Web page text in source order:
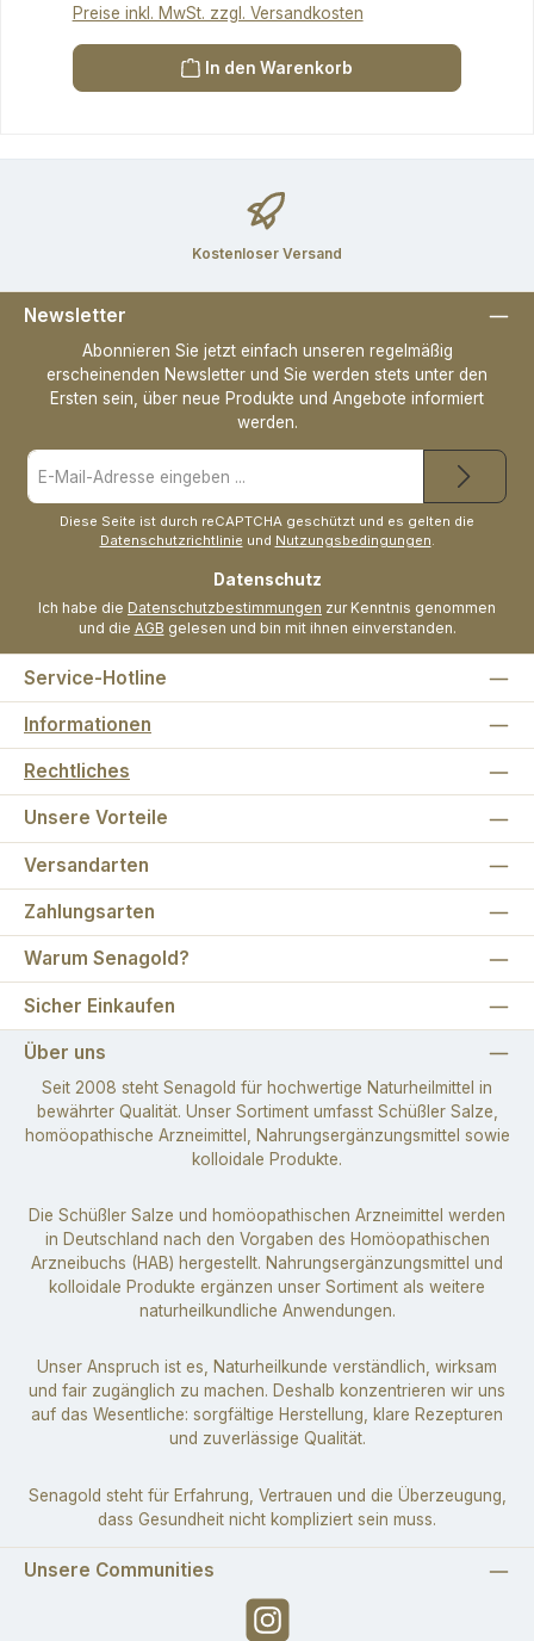
Preise inkl. MwSt. zzgl. Versandkosten
In den Warenkorb
Kostenloser Versand
Newsletter
Abonnieren Sie jetzt einfach unseren regelmäßig
erscheinenden Newsletter und Sie werden stets unter den
Ersten sein, über neue Produkte und Angebote informiert
werden.
E-
Mail-
Adresse
Diese Seite ist durch reCAPTCHA geschützt und es gelten die
Datenschutzrichtlinie und Nutzungsbedingungen.
Datenschutz
Ich habe die Datenschutzbestimmungen zur Kenntnis genommen
und die AGB gelesen und bin mit ihnen einverstanden.
Service-Hotline
Informationen
Rechtliches
Unsere Vorteile
Versandarten
Zahlungsarten
Warum Senagold?
Sicher Einkaufen
Über uns
Seit 2008 steht Senagold für hochwertige Naturheilmittel in
bewährter Qualität. Unser Sortiment umfasst Schüßler Salze,
homöopathische Arzneimittel, Nahrungsergänzungsmittel sowie
kolloidale Produkte.
Die Schüßler Salze und homöopathischen Arzneimittel werden
in Deutschland nach den Vorgaben des Homöopathischen
Arzneibuchs (HAB) hergestellt. Nahrungsergänzungsmittel und
kolloidale Produkte ergänzen unser Sortiment als weitere
naturheilkundliche Anwendungen.
Unser Anspruch ist es, Naturheilkunde verständlich, wirksam
und fair zugänglich zu machen. Deshalb konzentrieren wir uns
auf das Wesentliche: sorgfältige Herstellung, klare Rezepturen
und zuverlässige Qualität.
Senagold steht für Erfahrung, Vertrauen und die Überzeugung,
dass Gesundheit nicht kompliziert sein muss.
Unsere Communities
Instagram